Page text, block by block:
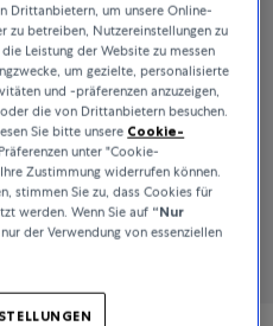
Drittanbietern, um unsere Online-
zu betreiben, Nutzereinstellungen zu
Leistung der Website zu messen
um gezielte, personalisierte
und -präferenzen anzuzeigen,
die von Drittanbietern besuchen.
Sie bitte unsere Cookie-
unter "Cookie-
Zustimmung widerrufen können.
stimmen Sie zu, dass Cookies für
werden. Wenn Sie auf “Nur
der Verwendung von essenziellen